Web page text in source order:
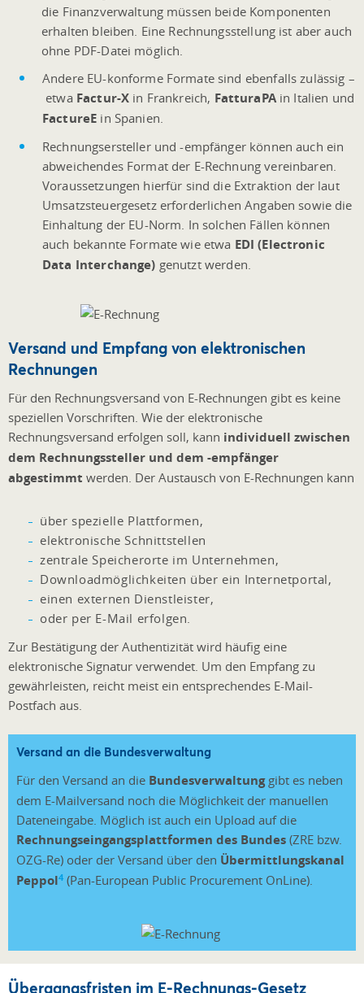
die Finanzverwaltung müssen beide Komponenten
erhalten bleiben. Eine Rechnungsstellung ist aber auch
ohne PDF-Datei möglich.
Andere EU-konforme Formate sind ebenfalls zulässig –
etwa Factur-X in Frankreich, FatturaPAin Italien und
FactureE in Spanien.
Rechnungsersteller und -empfänger können auch ein
abweichendes Format der E-Rechnung vereinbaren.
Voraussetzungen hierfür sind die Extraktion der laut
Umsatzsteuergesetz erforderlichen Angaben sowie die
Einhaltung der EU-Norm. In solchen Fällen können
auch bekannte Formate wie etwa EDI (Electronic
Data Interchange) genutzt werden.
Versand und Empfang von elektronischen
Rechnungen
Für den Rechnungsversand von E-Rechnungen gibt es keine
speziellen Vorschriften. Wie der elektronische
Rechnungsversand erfolgen soll, kann individuell zwischen
dem Rechnungssteller und dem -empfänger
abgestimmt werden. Der Austausch von E-Rechnungen kann
über spezielle Plattformen,
elektronische Schnittstellen
zentrale Speicherorte im Unternehmen,
Downloadmöglichkeiten über ein Internetportal,
einen externen Dienstleister,
oder per E-Mail erfolgen.
Zur Bestätigung der Authentizität wird häufig eine
elektronische Signatur verwendet. Um den Empfang zu
gewährleisten, reicht meist ein entsprechendes E-Mail-
Postfach aus.
Versand an die Bundesverwaltung
Für den Versand an die Bundesverwaltunggibt es neben
dem E-Mailversand noch die Möglichkeit der manuellen
Dateneingabe. Möglich ist auch ein Upload auf die
Rechnungseingangsplattformen des Bundes (ZRE bzw.
OZG-Re) oder der Versand über den Übermittlungskanal
Peppol4 (Pan-European Public Procurement OnLine).
Übergangsfristen im E-Rechnungs-Gesetz